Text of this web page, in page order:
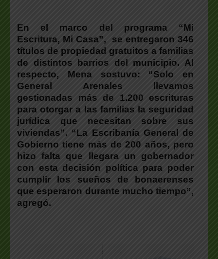
En el marco del programa “Mi
Escritura, Mi Casa”, se entregaron 346
títulos de propiedad gratuitos a familias
de distintos barrios del municipio. Al
respecto, Mena sostuvo: “Solo en
General Arenales llevamos
gestionadas más de 1.200 escrituras
para otorgar a las familias la seguridad
jurídica que necesitan sobre sus
viviendas”. “La Escribanía General de
Gobierno tiene más de 200 años, pero
hizo falta que llegara un gobernador
con esta decisión política para poder
cumplir los sueños de bonaerenses
que esperaron durante mucho tiempo”,
agregó.